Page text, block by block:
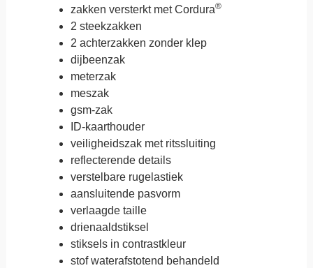
zakken versterkt met Cordura®
2 steekzakken
2 achterzakken zonder klep
dijbeenzak
meterzak
meszak
gsm-zak
ID-kaarthouder
veiligheidszak met ritssluiting
reflecterende details
verstelbare rugelastiek
aansluitende pasvorm
verlaagde taille
drienaaldstiksel
stiksels in contrastkleur
stof waterafstotend behandeld